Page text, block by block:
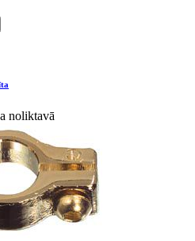
noliktavā